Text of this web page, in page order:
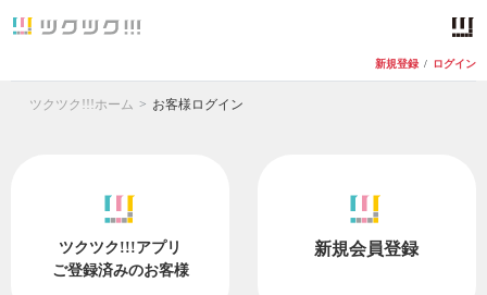
新規登録 / ログイン
ツクツク!!!ホーム お客様ログイン
ツクツク!!!アプリ
ご登録済みのお客様
新規会員登録